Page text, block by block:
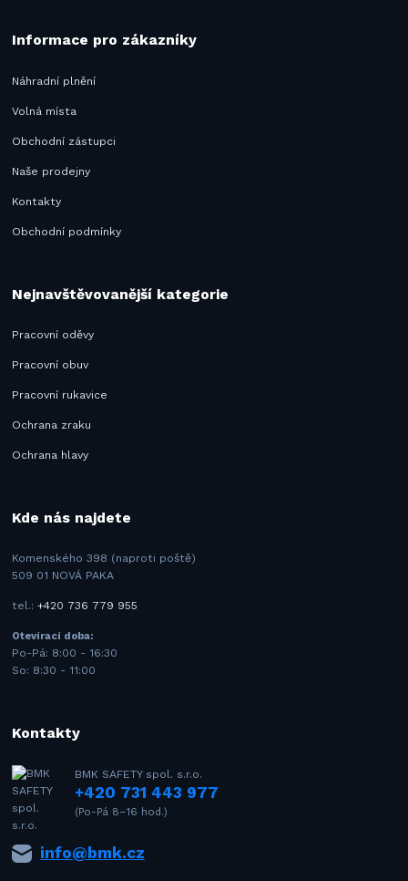
Informace pro zákazníky
Náhradní plnění
Volná místa
Obchodní zástupci
Naše prodejny
Kontakty
Obchodní podmínky
Nejnavštěvovanější kategorie
Pracovní oděvy
Pracovní obuv
Pracovní rukavice
Ochrana zraku
Ochrana hlavy
Kde nás najdete
Komenského 398 (naproti poště)
509 01 NOVÁ PAKA
tel.:+420 736 779 955
Otevírací doba:
Po-Pá: 8:00 - 16:30
So: 8:30 - 11:00
Kontakty
BMK SAFETY spol. s.r.o.
+420 731 443 977
(Po-Pá 8–16 hod.)
info@bmk.cz